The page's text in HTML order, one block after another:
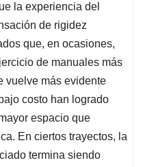
la experiencia del
de rigidez
que, en ocasiones,
de manuales más
vuelve más evidente
costo han logrado
espacio que
En ciertos trayectos, la
termina siendo